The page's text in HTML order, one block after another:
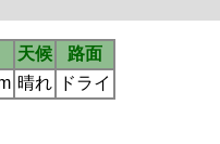
天候
路面
晴れ ドライ